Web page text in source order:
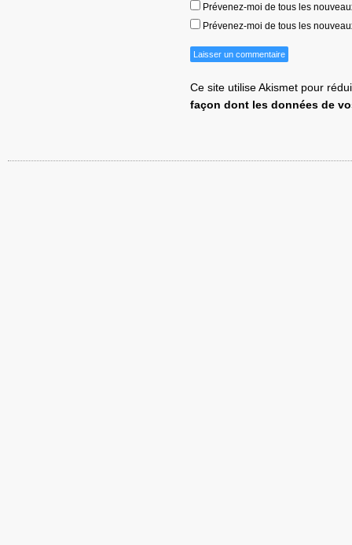
Prévenez-moi de tous les
Prévenez-moi de tous les
Ce site utilise Akismet pour
façon dont les données de